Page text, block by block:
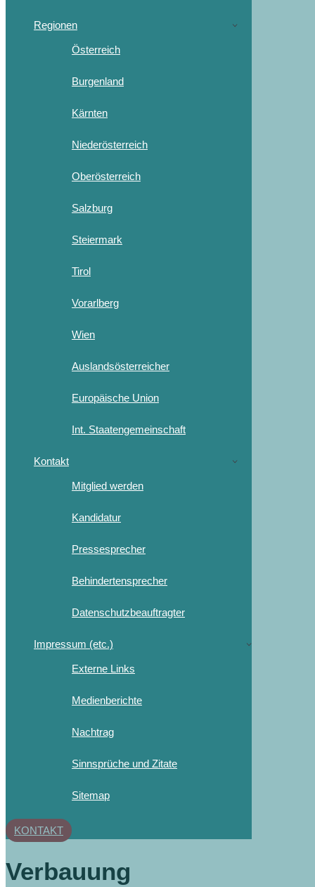
Regionen
Österreich
Burgenland
Kärnten
Niederösterreich
Oberösterreich
Salzburg
Steiermark
Tirol
Vorarlberg
Wien
Auslandsösterreicher
Europäische Union
Int. Staatengemeinschaft
Kontakt
Mitglied werden
Kandidatur
Pressesprecher
Behindertensprecher
Datenschutzbeauftragter
Impressum (etc.)
Externe Links
Medienberichte
Nachtrag
Sinnsprüche und Zitate
Sitemap
KONTAKT
Verbauung